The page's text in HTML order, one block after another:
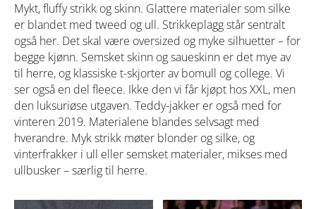
Mykt, fluffy strikk og skinn. Glattere materialer som silke
er blandet med tweed og ull. Strikkeplagg står sentralt
også her. Det skal være oversized og myke silhuetter – for
begge kjønn. Semsket skinn og saueskinn er det mye av
til herre, og klassiske t-skjorter av bomull og college. Vi
ser også en del fleece. Ikke den vi får kjøpt hos XXL, men
den luksuriøse utgaven. Teddy-jakker er også med for
vinteren 2019. Materialene blandes selvsagt med
hverandre. Myk strikk møter blonder og silke, og
vinterfrakker i ull eller semsket materialer, mikses med
ullbusker – særlig til herre.